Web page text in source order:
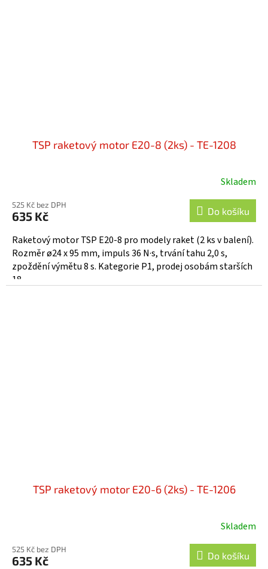
TSP raketový motor E20-8 (2ks) - TE-1208
Skladem
525 Kč bez DPH
635 Kč Do košíku
Raketový motor TSP E20-8 pro modely raket (2 ks v balení).
Rozměr ø24 x 95 mm, impuls 36 N·s, trvání tahu 2,0 s,
zpoždění výmětu 8 s. Kategorie P1, prodej osobám starších
18...
TSP raketový motor E20-6 (2ks) - TE-1206
Skladem
525 Kč bez DPH
635 Kč Do košíku